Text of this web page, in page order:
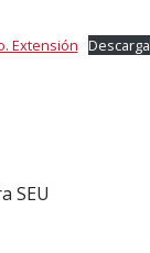
Extensión Descarga
SEU